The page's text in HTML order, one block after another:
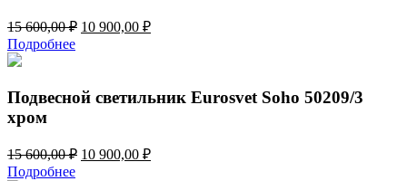
15 600,00₽ Первоначальная
600,00 ₽.
10 900,00 ₽Текущая
Подробнее
Подвесной светильник Eurosvet Soho 50209/3
хром
15 600,00₽ Первоначальная
10 900,00 ₽Текущая
Подробнее